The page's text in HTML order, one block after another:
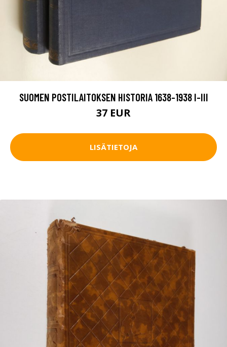
SUOMEN POSTILAITOKSEN HISTORIA 1638-1938 I-III
37 EUR
LISÄTIETOJA